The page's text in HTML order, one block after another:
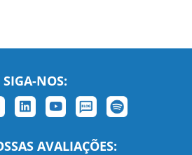
SIGA-NOS:
AVALIAÇÕES: